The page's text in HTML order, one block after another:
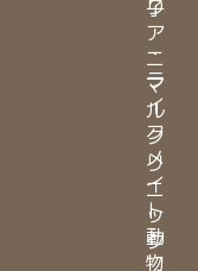
ア
ニ
マ
ル
ク
リ
ニ
ッ
ク
子
・
ラ
イ
フ
メ
イ
ト
動
物